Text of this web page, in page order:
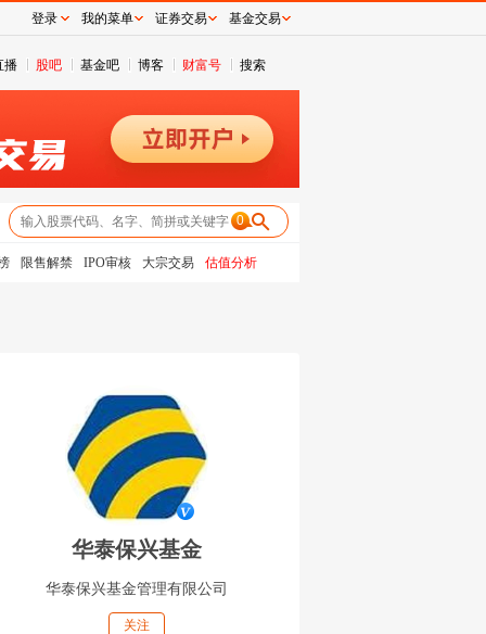
播 股吧 基金吧 博客 财富号 搜索
0
限售解禁 IPO审核 大宗交易 估值分析
华泰保兴基金
华泰保兴基金管理有限公司
关注
登录 我的菜单 证券交易 基金交易